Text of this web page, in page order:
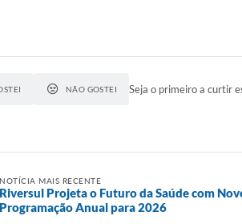
NÃO GOSTEI Seja o primeiro a curtir
NOTÍCIA MAIS RECENTE
Riversul Projeta o Futuro da Saúde com
Programação Anual para 2026